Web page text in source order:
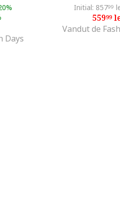
Days
Initial: 85799
55999
Vandut de